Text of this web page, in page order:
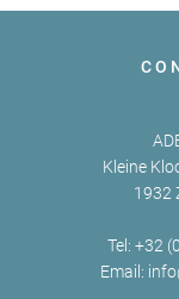
Kleine
1932
Tel: +32
Email: